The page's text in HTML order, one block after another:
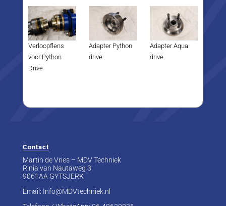
Verloopflens
voor Python
Drive
Adapter Python
drive
Adapter Aqua
drive
Contact
Martin de Vries – MDV Techniek
Rinia van Nautaweg 3
9061AA GYTSJERK
Email: Info@MDVtechniek.nl